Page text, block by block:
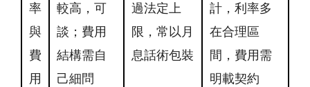
率
與
費
用
較高，可
談；費用
結構需自
己細問
過法定上
限，常以月
息話術包裝
計，利率多
在合理區
間，費用需
明載契約